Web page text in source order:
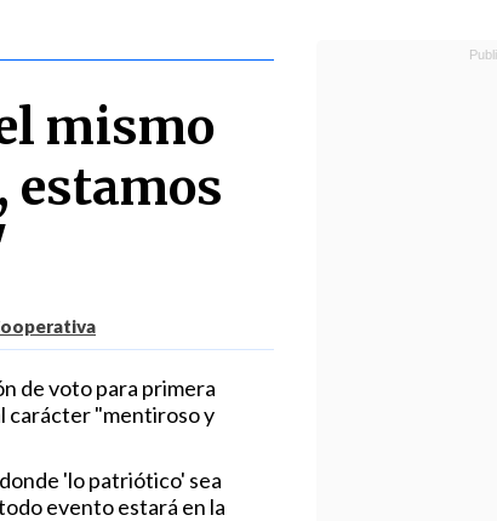
mismo
estamos
de voto para primera
carácter "mentiroso y
'lo patriótico' sea
evento estará en la